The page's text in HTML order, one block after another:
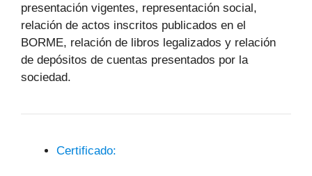
presentación vigentes, representación social,
relación de actos inscritos publicados en el
BORME, relación de libros legalizados y relación
de depósitos de cuentas presentados por la
sociedad.
Certificado: